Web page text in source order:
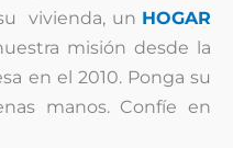
vivienda, un HOGAR
misión desde la
en el 2010. Ponga su
manos. Confíe en